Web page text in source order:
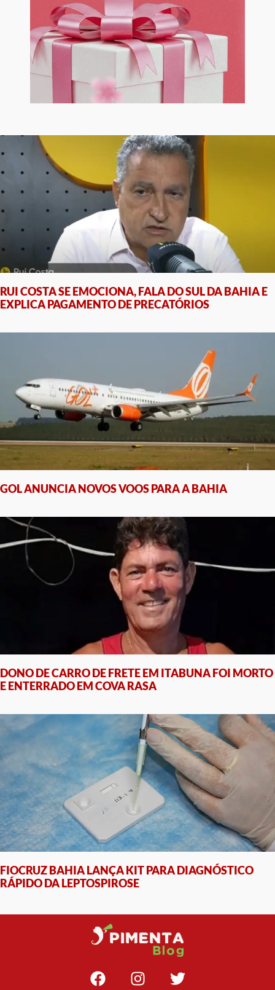
RUI COSTA SE EMOCIONA, FALA DO SUL DA BAHIA E
EXPLICA PAGAMENTO DE PRECATÓRIOS
GOL ANUNCIA NOVOS VOOS PARA A BAHIA
DONO DE CARRO DE FRETE EM ITABUNA FOI MORTO
E ENTERRADO EM COVA RASA
FIOCRUZ BAHIA LANÇA KIT PARA DIAGNÓSTICO
RÁPIDO DA LEPTOSPIROSE